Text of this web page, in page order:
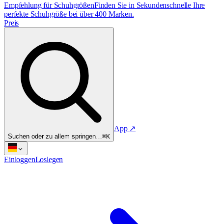
Empfehlung für SchuhgrößenFinden Sie in Sekundenschnelle Ihre
perfekte Schuhgröße bei über 400 Marken.
Preis
Suchen oder zu allem springen…⌘K
App ↗
EinloggenLoslegen